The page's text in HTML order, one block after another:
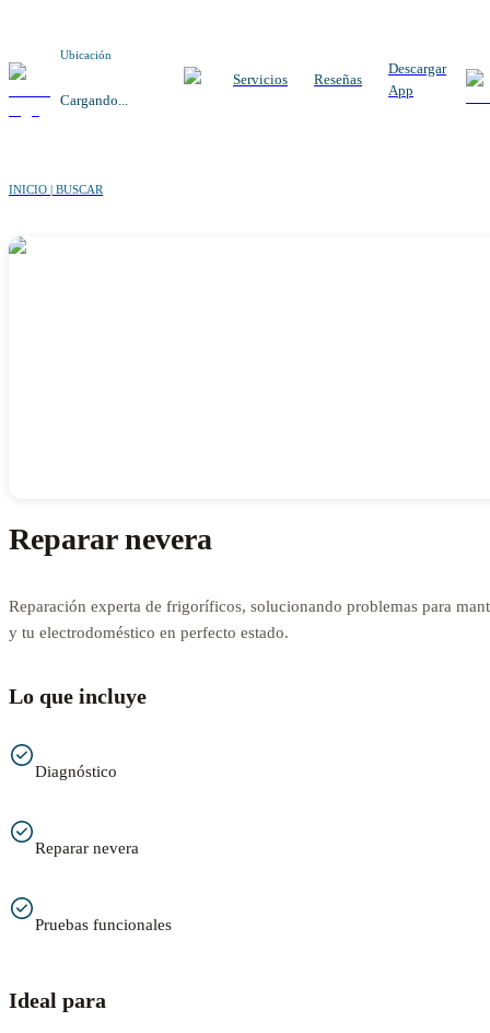
Ubicación
Cargando...
Servicios Reseñas
Descargar
App
INICIO | BUSCAR
Reparar nevera
Reparación experta de frigoríficos, solucionando problemas para
y tu electrodoméstico en perfecto estado.
Lo que incluye
Diagnóstico
Reparar nevera
Pruebas funcionales
Ideal para